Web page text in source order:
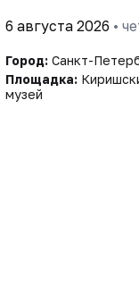
6 августа 2026 •
Город: Санкт-
Площадка:
музей